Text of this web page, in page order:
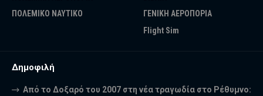
ΠΟΛΕΜΙΚΟ ΝΑΥΤΙΚΟ
ΓΕΝΙΚΗ ΑΕΡΟΠΟΡΙΑ
Flight Sim
Δημοφιλή
Από το Δοξαρό του 2007 στη νέα τραγωδία στο Ρέθυμνο: